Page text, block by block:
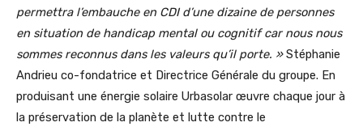
permettra l’embauche en CDI d’une dizaine de personnes
en situation de handicap mental ou cognitif car nous nous
sommes reconnus dans les valeurs qu’il porte. »Stéphanie
Andrieu co-fondatrice et Directrice Générale du groupe. En
produisant une énergie solaire Urbasolar œuvre chaque jour à
la préservation de la planète et lutte contre le